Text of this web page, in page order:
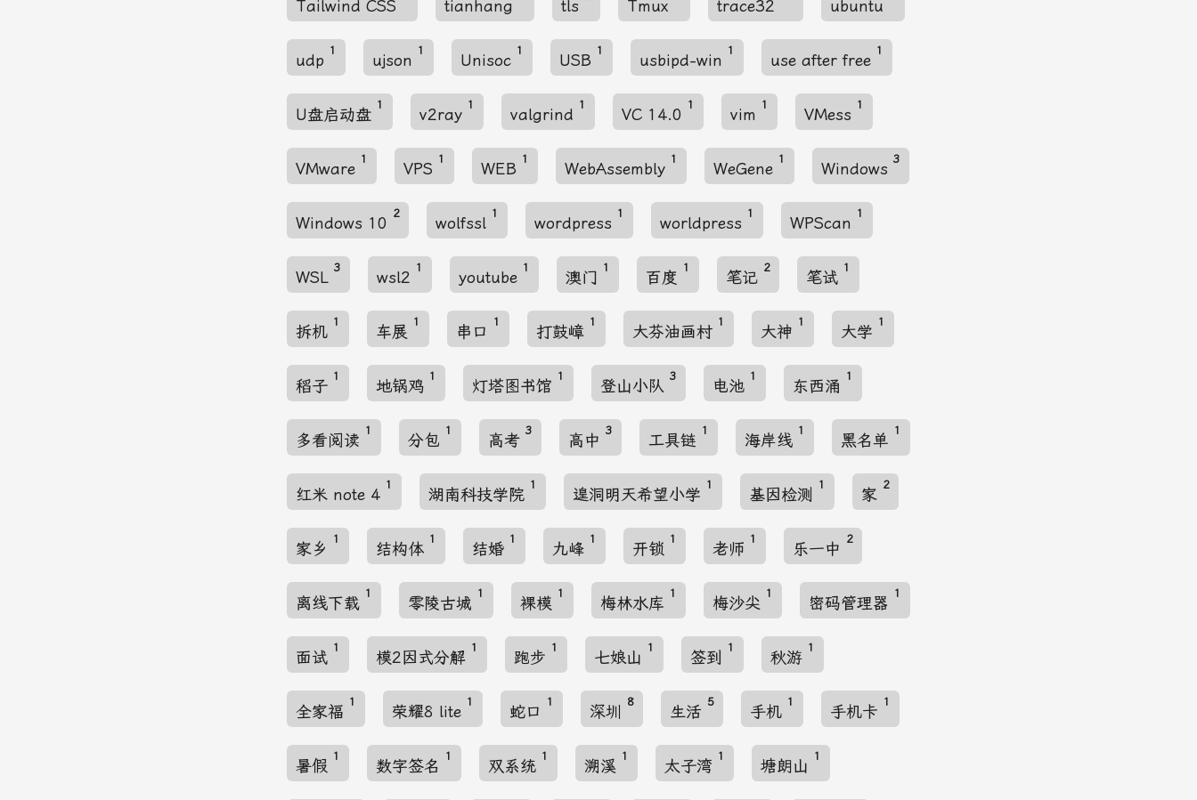
Tailwind CSS tianhang tls Tmux trace32 ubuntu
udp
1
ujson
1
Unisoc
1
USB
1
usbipd-win
1
use after free
1
U盘启动盘
1
v2ray
1
valgrind
1
VC 14.0
1
vim
1
VMess
1
VMware
1
VPS
1
WEB
1
WebAssembly
1
WeGene
1
Windows
3
Windows 10
2
wolfssl
1
wordpress
1
worldpress
1
WPScan
1
WSL
3
wsl2
1
youtube
1
澳门
1
百度
1
笔记
2
笔试
1
拆机
1
车展
1
串口
1
打鼓嶂
1
大芬油画村
1
大神
1
大学
1
稻子
1
地锅鸡
1
灯塔图书馆
1
登山小队
3
电池
1
东西涌
1
多看阅读
1
分包
1
高考
3
高中
3
工具链
1
海岸线
1
黑名单
1
红米 note 4
1
湖南科技学院
1
遑洞明天希望小学
1
基因检测
1
家
2
家乡
1
结构体
1
结婚
1
九峰
1
开锁
1
老师
1
乐一中
2
离线下载
1
零陵古城
1
裸模
1
梅林水库
1
梅沙尖
1
密码管理器
1
面试
1
模2因式分解
1
跑步
1
七娘山
1
签到
1
秋游
1
全家福
1
荣耀8 lite
1
蛇口
1
深圳
8
生活
5
手机
1
手机卡
1
暑假
1
数字签名
1
双系统
1
溯溪
1
太子湾
1
塘朗山
1